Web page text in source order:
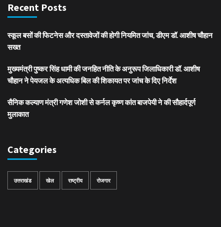
Recent Posts
स्कूल बसों की फिटनेस और दस्तावेजों की होगी नियमित जांच, डीएम डॉ. आशीष चौहान
सख्त
मुख्यमंत्री पुष्कर सिंह धामी की जनहित नीति के अनुरूप जिलाधिकारी डॉ. आशीष
चौहान ने पेयजल के अत्यधिक बिल की शिकायत पर जांच के दिए निर्देश
सैनिक कल्याण मंत्री गणेश जोशी से कर्नल कृष्ण कांत बाजपेयी ने की सौहार्दपूर्ण
मुलाकात
Categories
उत्तराखंड खेल राष्ट्रीय रोजगार